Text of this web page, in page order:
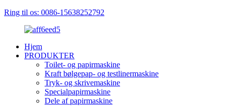
Ring til os: 0086-15638252792
Hjem
PRODUKTER
Toilet- og papirmaskine
Kraft bølgepap- og testlinermaskine
Tryk- og skrivemaskine
Specialpapirmaskine
Dele af papirmaskine